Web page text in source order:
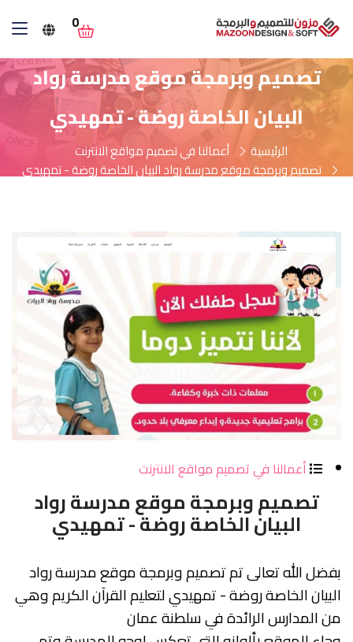
0
تصميم وبرمجة موقع مدرسة رواد
البيان الخاصة روضة - تمهيدي
الرئيسية
أعمالنا في تصميم مواقع الانترنت
تصميم وبرمجة موقع مدرسة رواد البيان الخاصة روضة - تمهيدي
أعمالنا في تصميم مواقع الانترنت
تصميم وبرمجة موقع مدرسة رواد
البيان الخاصة روضة - تمهيدي
بفضل الله تعالى تم تصميم وبرمجة موقع مدرسة رواد
البيان الخاصة روضة - تمهيدي لتعليم القرآن الكريم وهي
من المدارس الرائدة في سلطنة عمان